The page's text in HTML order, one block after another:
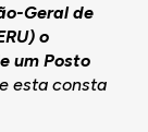
Geral de
o
um Posto
esta consta